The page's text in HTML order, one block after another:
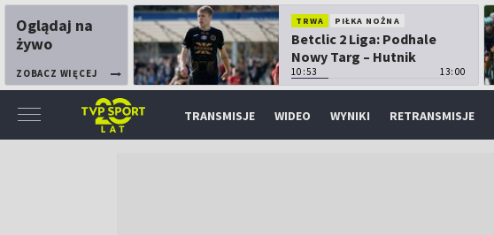
Oglądaj na
żywo
ZOBACZ WIĘCEJ
TRWA PIŁKA NOŻNA
Betclic 2 Liga: Podhale
Nowy Targ – Hutnik
Kraków
10:53 13:00
TRANSMISJE WIDEO WYNIKI RETRANSMISJE